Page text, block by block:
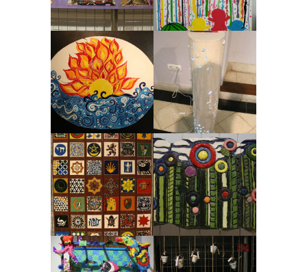
ZOOM VIEW
ZOOM VIEW
Nº 40 AL SOL QUE
MÁS CALIENTA
2019, Cerámica, Premiados 2019
ZOOM VIEW
Nº 42 LIBRES
2019, Cerámica, Premiados 2019
ZOOM VIEW
Nº 46 PUERTA
SUBLIME
2019, Pintura, Premiados 2019
ZOOM VIEW
Nº06 UN JARDÍN
2019, Cerámica, Premiados 2019
ZOOM VIEW
Nº09 MARS DE
PLÀSTIC
Nº11 EMOCIONARIO
MEDICINAL